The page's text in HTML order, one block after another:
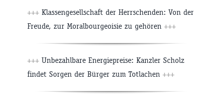
+++ Klassengesellschaft der Herrschenden: Von der
Freude, zur Moralbourgeoisie zu gehören +++
+++ Unbezahlbare Energiepreise: Kanzler Scholz
findet Sorgen der Bürger zum Totlachen +++